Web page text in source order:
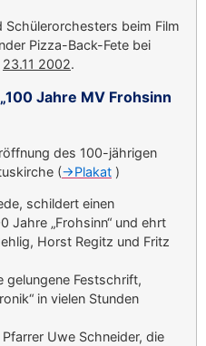
beim Film
Pizza-Back-Fete bei
23.11 2002.
Jahre MV Frohsinn
des 100-jährigen
(->Plakat )
schildert einen
Jahre „Frohsinn“ und ehrt
Horst Regitz und Fritz
gelungene Festschrift,
in vielen Stunden
Uwe Schneider, die